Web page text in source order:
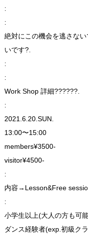
:
:
絶対にこの機会を逃さな
いです?.
:
:
Work Shop 詳細??????.
:
2021.6.20.SUN.
13:00〜15:00
members¥3500-
visitor¥4500-
:
内容→Lesson&Free
:
小学生以上(大人の方も可
ダンス経験者(exp.初級ク